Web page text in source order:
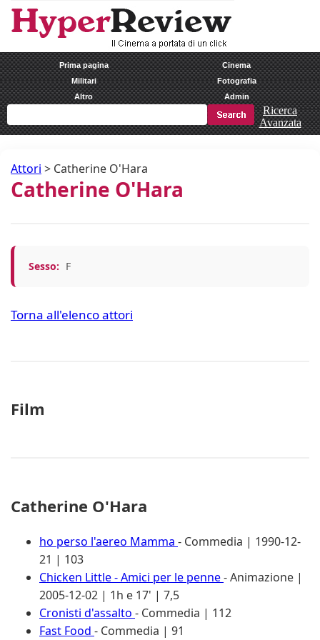
Prima pagina
Cinema
Militari
Fotografia
Altro
Admin
Ricerca
Avanzata
Attori > Catherine O'Hara
Catherine O'Hara
Sesso: F
Torna all'elenco attori
Film
Catherine O'Hara
ho perso l'aereo Mamma - Commedia | 1990-12-
21 | 103
Chicken Little - Amici per le penne- Animazione |
2005-12-02 | 1h e 17' | 7,5
Cronisti d'assalto - Commedia | 112
Fast Food - Commedia | 91